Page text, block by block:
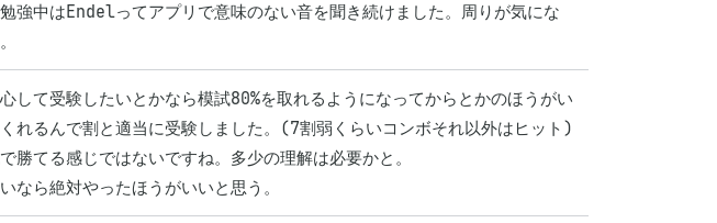
強中はEndelってアプリで意味のない音を聞き続けました。周りが気にな
して受験したいとかなら模試80%を取れるようになってからとかのほうがい
れるんで割と適当に受験しました。(7割弱くらいコンボそれ以外はヒット)
勝てる感じではないですね。多少の理解は必要かと。
なら絶対やったほうがいいと思う。